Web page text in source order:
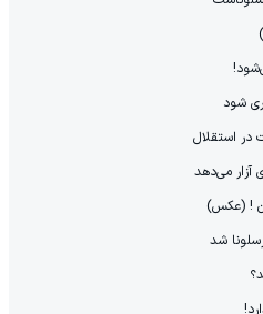
شود
در استقلال
آزار می‌دهد
! (عکس)
شد